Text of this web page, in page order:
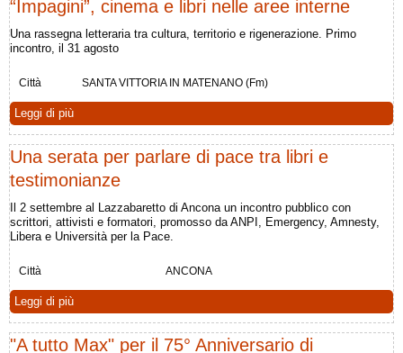
“Impagini”, cinema e libri nelle aree interne
Una rassegna letteraria tra cultura, territorio e rigenerazione. Primo
incontro, il 31 agosto
Città SANTA VITTORIA IN MATENANO (Fm)
Leggi di più
Una serata per parlare di pace tra libri e
testimonianze
Il 2 settembre al Lazzabaretto di Ancona un incontro pubblico con
scrittori, attivisti e formatori, promosso da ANPI, Emergency, Amnesty,
Libera e Università per la Pace.
Città ANCONA
Leggi di più
"A tutto Max" per il 75° Anniversario di